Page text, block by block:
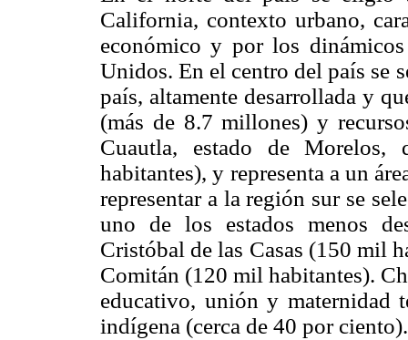
California, contexto urbano,
económico y por los
Unidos. En el centro del país se
país, altamente desarrollada y
(más de 8.7 millones) y
Cuautla, estado de
habitantes), y representa a un
representar a la región sur se
uno de los estados menos
Cristóbal de las Casas (150 mil
Comitán (120 mil habitantes).
educativo, unión y maternidad
indígena (cerca de 40 por ciento).